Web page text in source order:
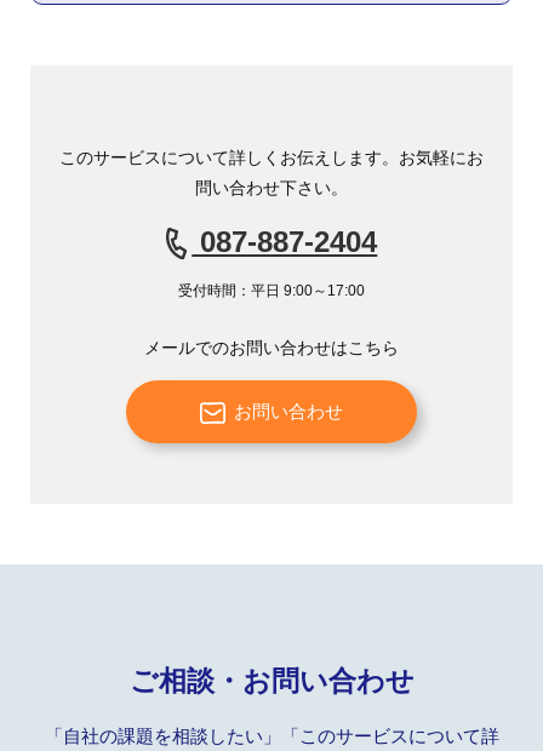
このサービスについて詳しくお伝えします。お気軽にお
問い合わせ下さい。
087-887-2404
受付時間：平日 9:00～17:00
メールでのお問い合わせはこちら
お問い合わせ
ご相談・お問い合わせ
「自社の課題を相談したい」「このサービスについて詳